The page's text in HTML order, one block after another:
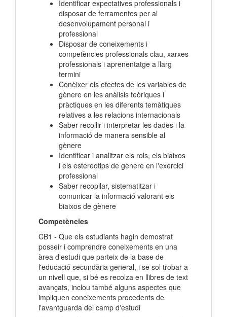
Identificar expectatives professionals i
disposar de ferramentes per al
desenvolupament personal i
professional
Disposar de coneixements i
competències professionals clau, xarxes
professionals i aprenentatge a llarg
termini
Conèixer els efectes de les variables de
gènere en les anàlisis teòriques i
pràctiques en les diferents temàtiques
relatives a les relacions internacionals
Saber recollir i interpretar les dades i la
informació de manera sensible al
gènere
Identificar i analitzar els rols, els biaixos
i els estereotips de gènere en l'exercici
professional
Saber recopilar, sistematitzar i
comunicar la informació valorant els
biaixos de gènere
Competències
CB1 - Que els estudiants hagin demostrat
posseir i comprendre coneixements en una
àrea d'estudi que parteix de la base de
l'educació secundària general, i se sol trobar a
un nivell que, si bé es recolza en llibres de text
avançats, inclou també alguns aspectes que
impliquen coneixements procedents de
l'avantguarda del camp d'estudi